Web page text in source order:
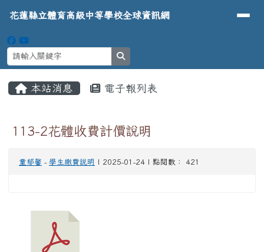
花蓮縣立體育高級中等學校全球資
導覽列
花蓮縣立體育高級中等學校全球資訊網
本站消息 電子報列表
113-2花體收費計價說明
童郁馨 - 學生繳費說明 | 2025-01-24 | 點閱數： 421